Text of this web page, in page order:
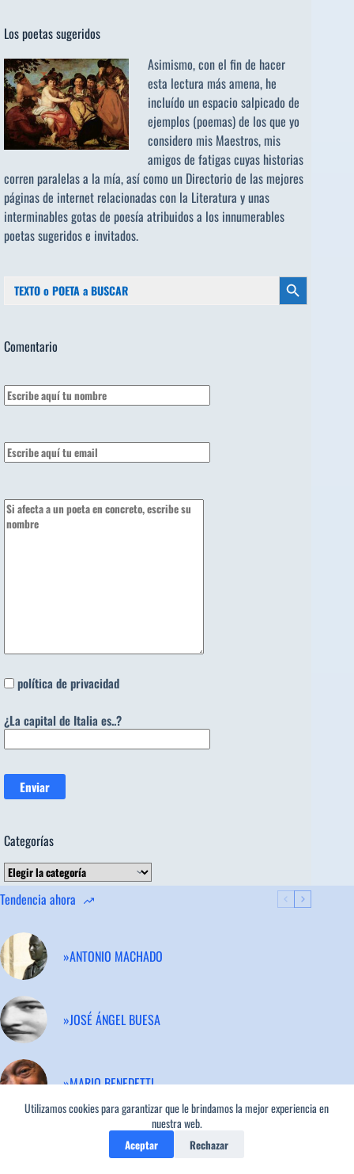
Utilizamos cookies para garantizar que le brindamos la mejor experiencia en
nuestra web.
Aceptar Rechazar
Los poetas sugeridos
Asimismo, con el fin de hacer
esta lectura más amena, he
incluído un espacio salpicado de
ejemplos (poemas) de los que yo
considero mis Maestros, mis
amigos de fatigas cuyas historias
corren paralelas a la mía, así como un Directorio de las mejores
páginas de internet relacionadas con la Literatura y unas
interminables gotas de poesía atribuidos a los innumerables
poetas sugeridose invitados.
Botón de búsqueda
Comentario
política de privacidad
¿La capital de Italia es..?
Categorías
Categorías
Tendencia ahora
»ANTONIO MACHADO
»JOSÉ ÁNGEL BUESA
»MARIO BENEDETTI
»FEDERICO GARCÍA LORCA